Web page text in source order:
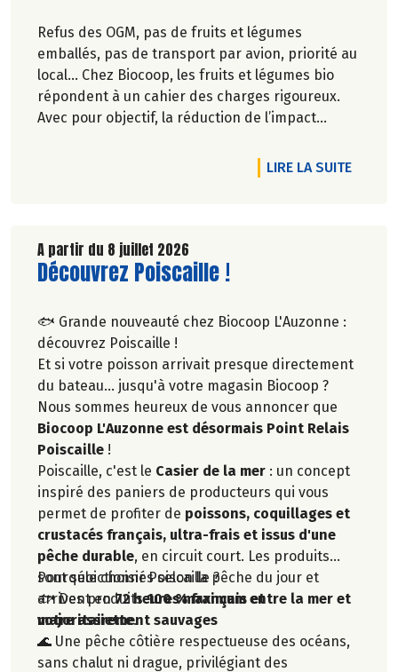
Refus des OGM, pas de fruits et légumes
emballés, pas de transport par avion, priorité au
local… Chez Biocoop, les fruits et légumes bio
répondent à un cahier des charges rigoureux.
Avec pour objectif, la réduction de l’impact
l’environnement. Parce que manger des produits
de qualité rime avec respect de la saisonnalité,
Découvrez celui d'Août 2026 !
LIRE LA SUITEDE
A partir du 8 juillet 2026
Lire la suite de l'article
Découvrez Poiscaille !
🐟 Grande nouveauté chez Biocoop L'Auzonne :
découvrez Poiscaille !
Et si votre poisson arrivait presque directement
du bateau… jusqu'à votre magasin Biocoop ?
Nous sommes heureux de vous annoncer que
Biocoop L'Auzonne est désormais Point Relais
Poiscaille !
Poiscaille, c'est le Casier de la mer : un concept
inspiré des paniers de producteurs qui vous
permet de profiter de poissons, coquillages et
crustacés français, ultra-frais et issus d'une
pêche durable, en circuit court. Les produits
sont sélectionnés selon la pêche du jour et
arrivent en72 heures maximum entre la mer et
votre assiette.
Pourquoi choisir Poiscaille ?
🐟 Des produits100 % français et
majoritairement sauvages
🌊 Une pêche côtière respectueuse des océans,
sans chalut ni drague, privilégiant des